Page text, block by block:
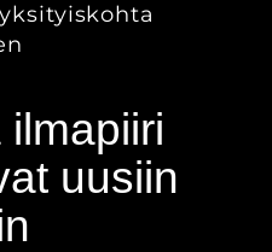
uusiin